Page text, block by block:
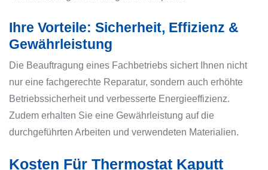
Ihre Vorteile: Sicherheit, Effizienz &
Gewährleistung
Die Beauftragung eines Fachbetriebs sichert Ihnen nicht
nur eine fachgerechte Reparatur, sondern auch erhöhte
Betriebssicherheit und verbesserte Energieeffizienz.
Zudem erhalten Sie eine Gewährleistung auf die
durchgeführten Arbeiten und verwendeten Materialien.
Kosten Für Thermostat Kaputt